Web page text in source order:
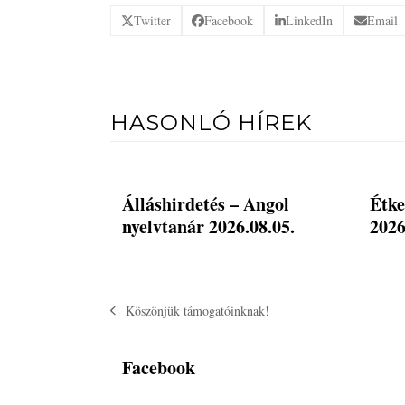
Twitter Facebook LinkedIn Email
HASONLÓ HÍREK
Álláshirdetés – Angol
nyelvtanár 2026.08.05.
previous
Köszönjük támogatóinknak!
Facebook